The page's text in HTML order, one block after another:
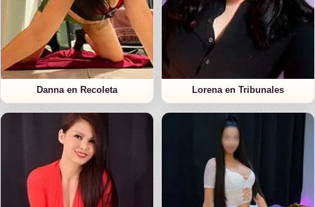
Danna en Recoleta Lorena en Tribunales